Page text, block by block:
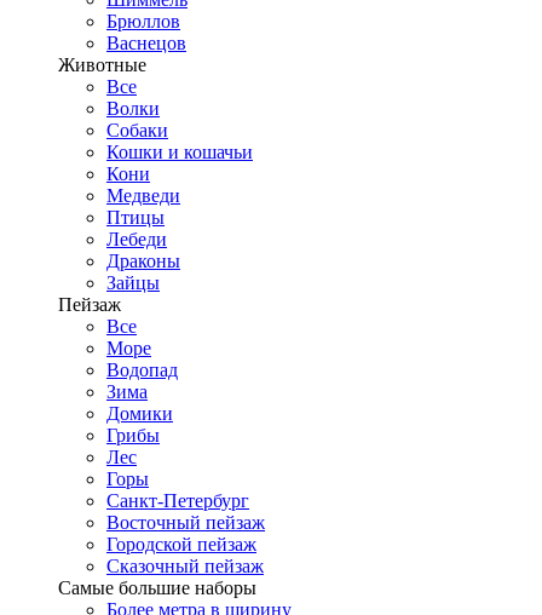
Брюллов
Васнецов
Животные
Все
Волки
Собаки
Кошки и кошачьи
Кони
Медведи
Птицы
Лебеди
Драконы
Зайцы
Пейзаж
Все
Море
Водопад
Зима
Домики
Грибы
Лес
Горы
Санкт-Петербург
Восточный пейзаж
Городской пейзаж
Сказочный пейзаж
Самые большие наборы
Более метра в ширину